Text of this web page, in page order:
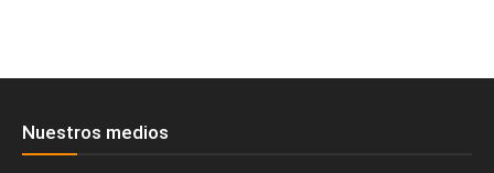
Nuestros medios